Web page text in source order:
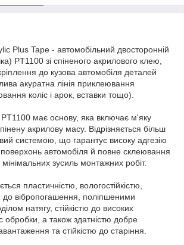
Plus Tape - автомобільний двосторонній
PT1100 зі спіненого акрилового клею,
до кузова автомобіля деталей
акуратна лінія приклеювання
коліс і арок, вставки тощо).
PT1100 має основу, яка включає м'яку
акрилову масу. Відрізняється більш
системою, що гарантує високу адгезію
автомобіля й повне склеювання
зусиль монтажних робіт.
пластичністю, вологостійкістю,
до вібропогашення, поліпшеними
натягу, стійкістю до високих
обробки, а також здатністю добре
та стійкістю до старіння.